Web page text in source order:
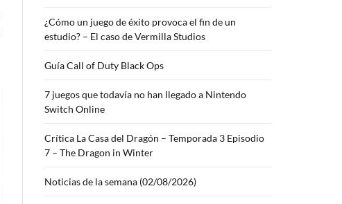
¿Cómo un juego de éxito provoca el fin de un
estudio? – El caso de Vermilla Studios
Guía Call of Duty Black Ops
7 juegos que todavía no han llegado a Nintendo
Switch Online
Crítica La Casa del Dragón – Temporada 3 Episodio
7 – The Dragon in Winter
Noticias de la semana (02/08/2026)